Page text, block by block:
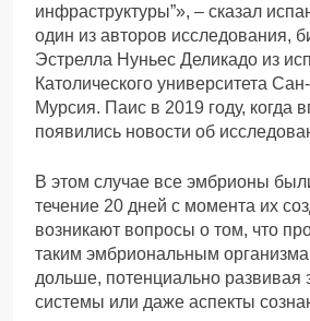
инфраструктуры”», – сказал
один из авторов исследования,
Эстрелла Нуньес Деликадо из
Католического университета
Мурсия. Паис в 2019 году, когда
появились новости об
В этом случае все эмбрионы
течение 20 дней с момента их
возникают вопросы о том, что
таким эмбриональным
дольше, потенциально развивая
системы или даже аспекты